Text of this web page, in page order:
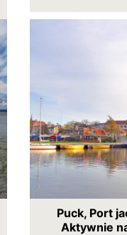
Puck, Port
Aktywnie